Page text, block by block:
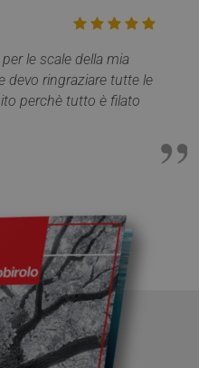
le scale della mia
devo ringraziare tutte le
perchè tutto è filato